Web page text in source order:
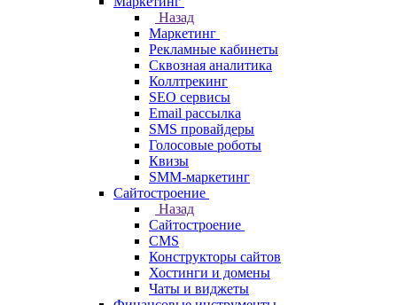
Назад
Маркетинг
Рекламные кабинеты
Cквозная аналитика
Коллтрекинг
SEO сервисы
Email расcылка
SMS провайдеры
Голосовые роботы
Квизы
SMM-маркетинг
Сайтостроение
Назад
Сайтостроение
CMS
Конструкторы сайтов
Хостинги и домены
Чаты и виджеты